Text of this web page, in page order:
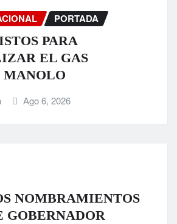
PORTADA
PARA
EL GAS
Ago 6, 2026
NOMBRAMIENTOS
GOBERNADOR